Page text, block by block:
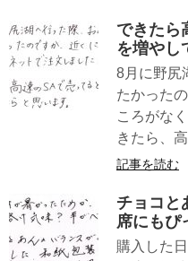
できたら
を増やし
8月に野尻
たかった
ころがな
きたら、
記事を読む
チョコと
席にもぴ
購入した